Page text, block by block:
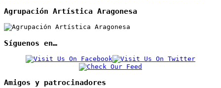
Agrupación Artística Aragonesa
Síguenos en…
Amigos y patrocinadores